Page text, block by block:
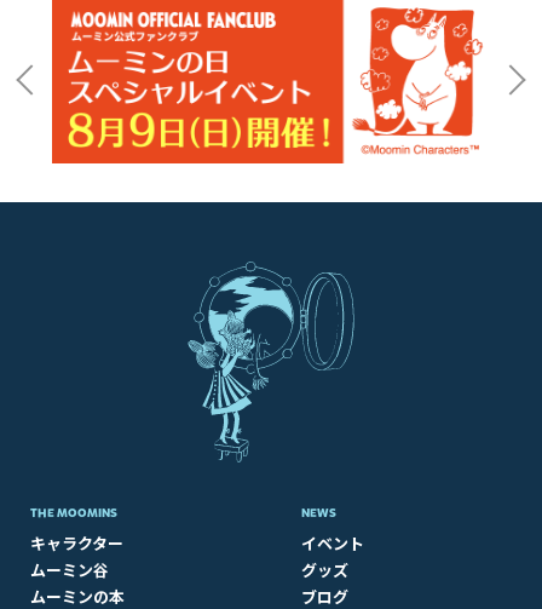
THE MOOMINS
キャラクター
ムーミン谷
ムーミンの本
NEWS
イベント
グッズ
ブログ